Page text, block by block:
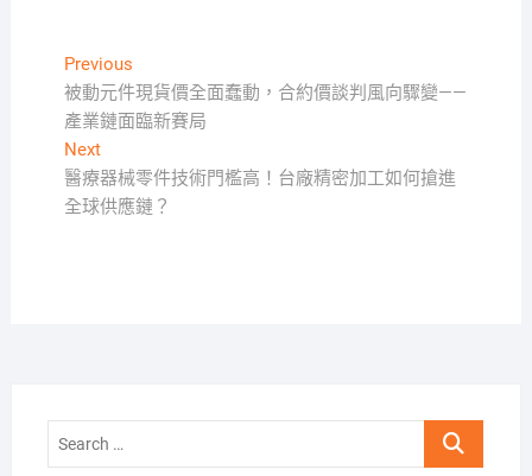
文
章
導
覽
PreviousPrevious
post:
被動元件現貨價全面蠢動，合約價談判風向驟變——
產業鏈面臨新賽局
NextNext
post:
醫療器械零件技術門檻高！台廠精密加工如何搶進
全球供應鏈？
Search